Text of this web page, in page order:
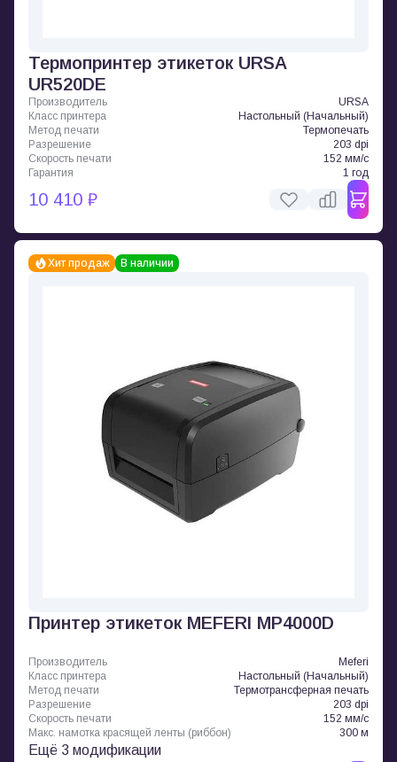
Термопринтер этикеток URSA
UR520DE
Производитель
URSA
Класс принтера
Настольный (Начальный)
Метод печати
Термопечать
Разрешение
203 dpi
Скорость печати
152 мм/с
Гарантия
1 год
10 410 ₽
Хит продаж В наличии
Принтер этикеток MEFERI MP4000D
Производитель
Meferi
Класс принтера
Настольный (Начальный)
Метод печати
Термотрансферная печать
Разрешение
203 dpi
Скорость печати
152 мм/с
Макс. намотка красящей ленты (риббон)
300 м
Ещё 3 модификации